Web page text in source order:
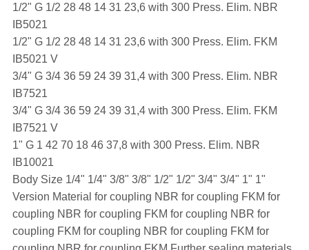
1/2" G 1/2 28 48 14 31 23,6 with 300 Press. Elim. NBR
IB5021
1/2" G 1/2 28 48 14 31 23,6 with 300 Press. Elim. FKM
IB5021 V
3/4" G 3/4 36 59 24 39 31,4 with 300 Press. Elim. NBR
IB7521
3/4" G 3/4 36 59 24 39 31,4 with 300 Press. Elim. FKM
IB7521 V
1" G 1 42 70 18 46 37,8 with 300 Press. Elim. NBR
IB10021
Body Size 1/4" 1/4" 3/8" 3/8" 1/2" 1/2" 3/4" 3/4" 1" 1"
Version Material for coupling NBR for coupling FKM for
coupling NBR for coupling FKM for coupling NBR for
coupling FKM for coupling NBR for coupling FKM for